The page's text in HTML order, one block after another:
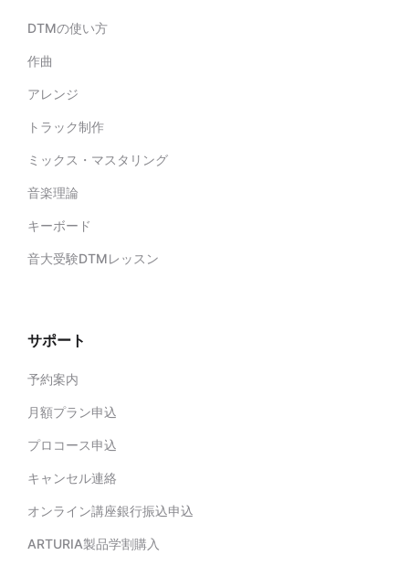
DTMの使い方
作曲
アレンジ
トラック制作
ミックス・マスタリング
音楽理論
キーボード
音大受験DTMレッスン
サポート
予約案内
月額プラン申込
プロコース申込
キャンセル連絡
オンライン講座銀行振込申込
ARTURIA製品学割購入